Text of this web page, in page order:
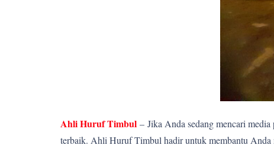
Ahli Huruf Timbul – Jika Anda sedang mencari
terbaik. Ahli Huruf Timbul hadir untuk membantu Anda